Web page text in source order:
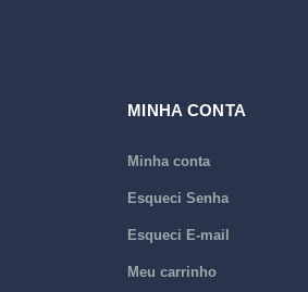
MINHA CONTA
Minha conta
Esqueci Senha
Esqueci E-mail
Meu carrinho